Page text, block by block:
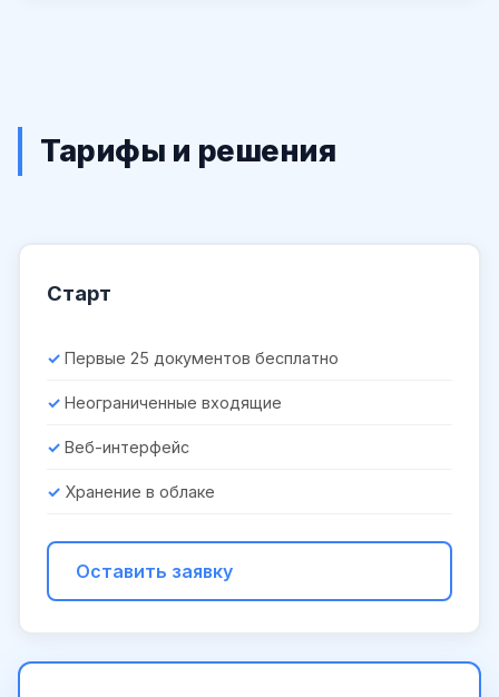
Тарифы и решения
Старт
Первые 25 документов бесплатно
Неограниченные входящие
Веб-интерфейс
Хранение в облаке
Оставить заявку